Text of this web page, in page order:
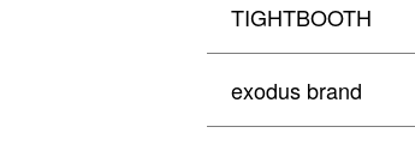
TIGHTBOOTH
exodus brand